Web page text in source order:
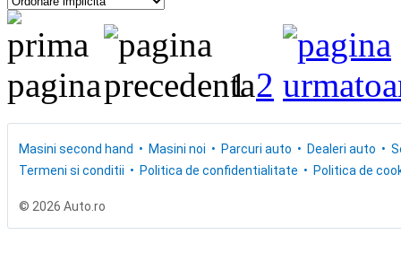
1 2
Masini second hand Masini noi Parcuri auto Dealeri auto
Termeni si conditii
Politica de confidentialitate Politica de
© 2026 Auto.ro